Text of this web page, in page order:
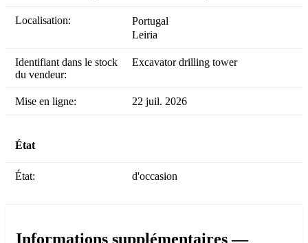
Localisation:
Portugal
Leiria
Identifiant dans le stock
du vendeur:
Excavator drilling tower
Mise en ligne: 22 juil. 2026
État
État: d'occasion
Informations supplémentaires —